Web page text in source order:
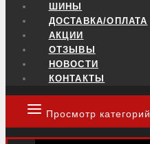
ШИНЫ
ДОСТАВКА/ОПЛАТА
АКЦИИ
ОТЗЫВЫ
НОВОСТИ
КОНТАКТЫ
Просмотр категорий